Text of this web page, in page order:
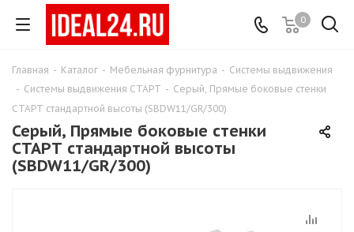
0
Главная - Каталог - Мебельная фурнитура - Системы выдвижения
- Системы выдвижения СТАРТ - Серый, Прямые боковые стенки
СТАРТ стандартной высоты (SBDW11/GR/300)
Серый, Прямые боковые стенки
СТАРТ стандартной высоты
(SBDW11/GR/300)